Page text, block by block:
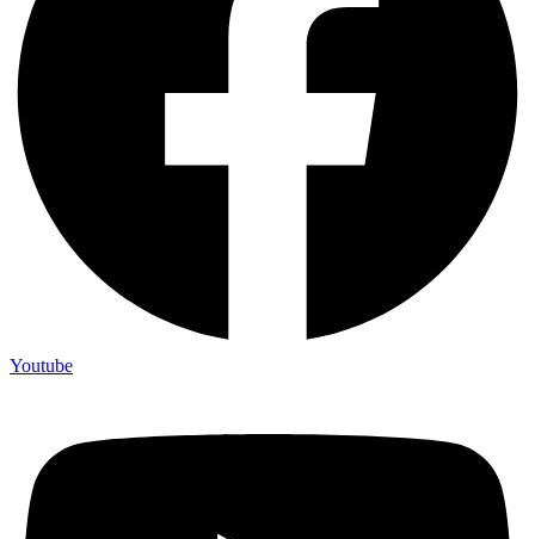
Youtube